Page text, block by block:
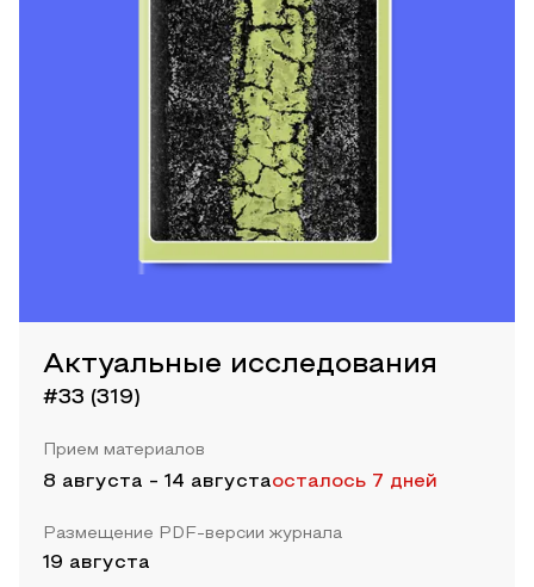
Актуальные исследования
#33 (319)
Прием материалов
8 августа - 14 августаосталось 7 дней
Размещение PDF-версии журнала
19 августа